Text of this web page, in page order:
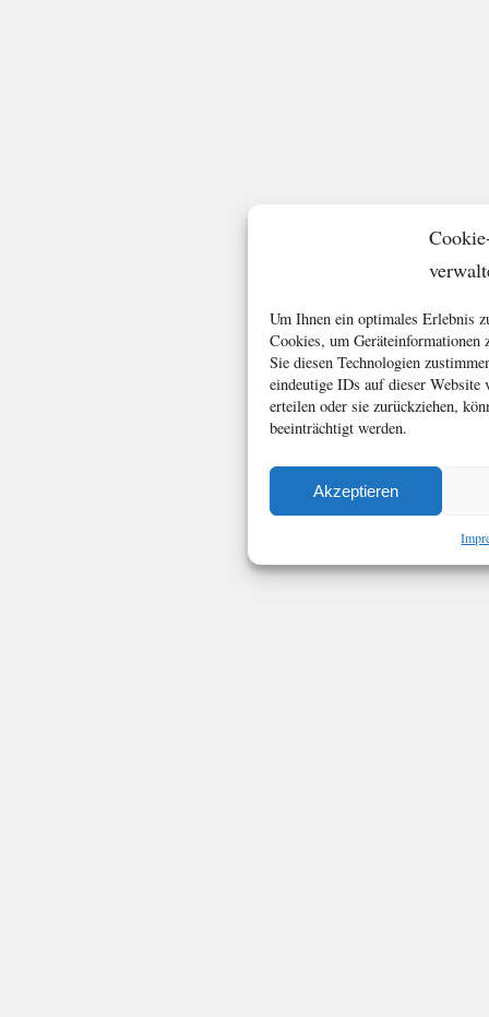
Um Ihnen ein optimales Erlebnis
Cookies, um Geräteinformationen
Sie diesen Technologien
eindeutige IDs auf dieser
erteilen oder sie zurückziehen,
beeinträchtigt werden.
Akzeptieren